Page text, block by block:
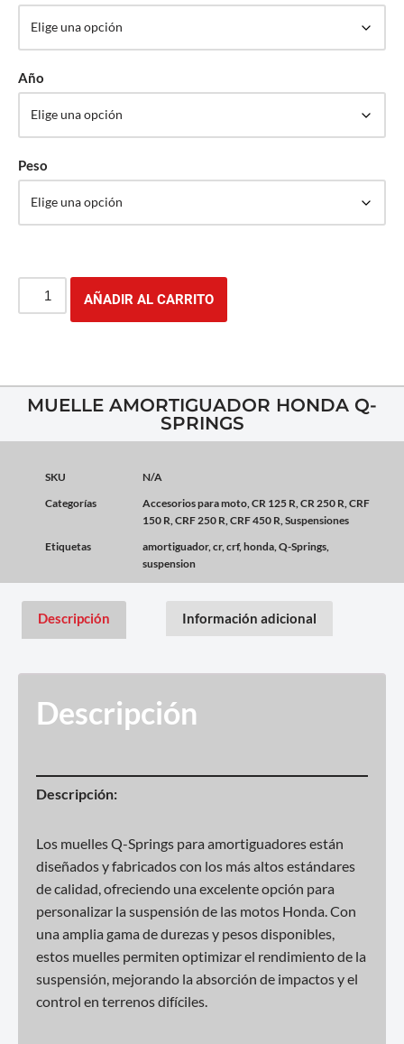
Año
Peso
AÑADIR AL CARRITO
MUELLE AMORTIGUADOR HONDA Q-
SPRINGS
SKU
N/A
Categorías
Accesorios para moto,CR 125 R,CR 250 R,CRF
150 R,CRF 250 R,CRF 450 R,Suspensiones
Etiquetas
amortiguador,cr,crf,honda,Q-Springs,
suspension
Descripción Información adicional
Descripción
Descripción:
Los muelles Q-Springs para amortiguadores están
diseñados y fabricados con los más altos estándares
de calidad, ofreciendo una excelente opción para
personalizar la suspensión de las motos Honda. Con
una amplia gama de durezas y pesos disponibles,
estos muelles permiten optimizar el rendimiento de la
suspensión, mejorando la absorción de impactos y el
control en terrenos difíciles.